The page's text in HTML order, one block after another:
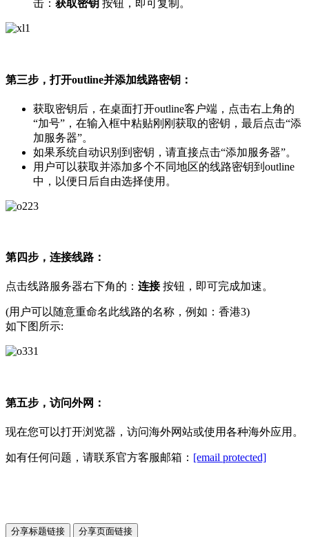
击： 获取密钥 按钮，即可复制。
第三步，打开outline并添加线路密钥：
获取密钥后，在桌面打开outline客户端，点击右上角的
“加号”，在输入框中粘贴刚刚获取的密钥，最后点击“添
加服务器”。
如果系统自动识别到密钥，请直接点击“添加服务器”。
用户可以获取并添加多个不同地区的线路密钥到outline
中，以便日后自由选择使用。
第四步，连接线路：
点击线路服务器右下角的： 连接按钮，即可完成加速。
(用户可以随意重命名此线路的名称，例如：香港3)
如下图所示:
第五步，访问外网：
现在您可以打开浏览器，访问海外网站或使用各种海外应用。
如有任何问题，请联系官方客服邮箱： [email protected]
分享标题链接 分享页面链接